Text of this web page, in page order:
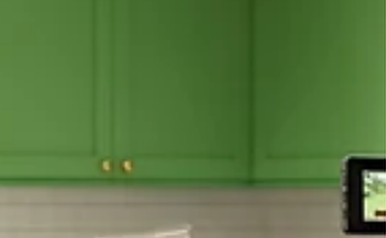
物實境追蹤系統（Talent Rea